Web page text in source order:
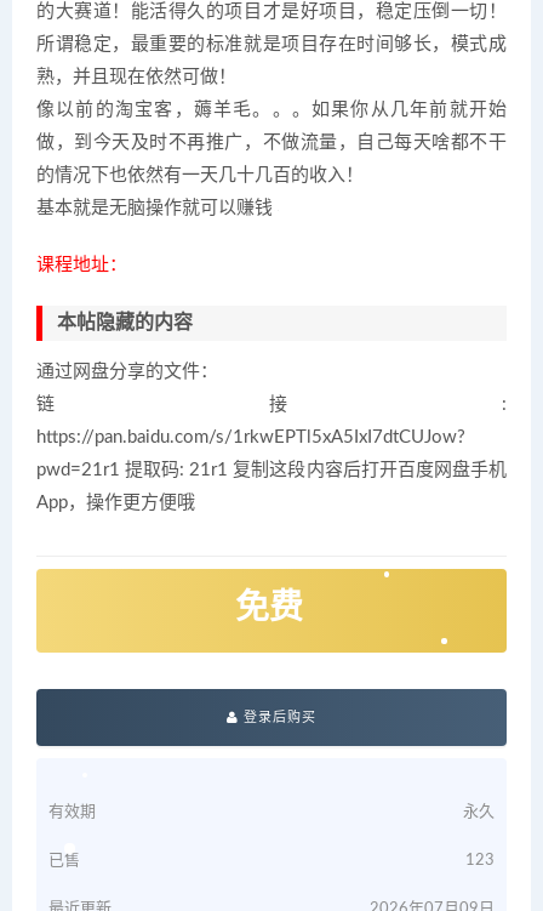
的大赛道！能活得久的项目才是好项目，稳定压倒一切！
所谓稳定，最重要的标准就是项目存在时间够长，模式成
熟，并且现在依然可做！
像以前的淘宝客，薅羊毛。。。如果你从几年前就开始
做，到今天及时不再推广，不做流量，自己每天啥都不干
的情况下也依然有一天几十几百的收入！
基本就是无脑操作就可以赚钱。
课程地址：
本帖隐藏的内容
通过网盘分享的文件：
链接:
https://pan.baidu.com/s/1rkwEPTl5xA5IxI7dtCUJow?
pwd=21r1 提取码: 21r1 复制这段内容后打开百度网盘手机
App，操作更方便哦
免费
登录后购买
有效期 永久
已售 123